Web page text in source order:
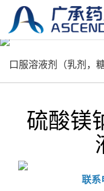
口服溶液剂（乳剂，糖
硫酸镁
联系